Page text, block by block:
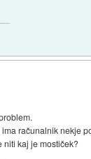
računalnik nekje
niti kaj je mostiček?